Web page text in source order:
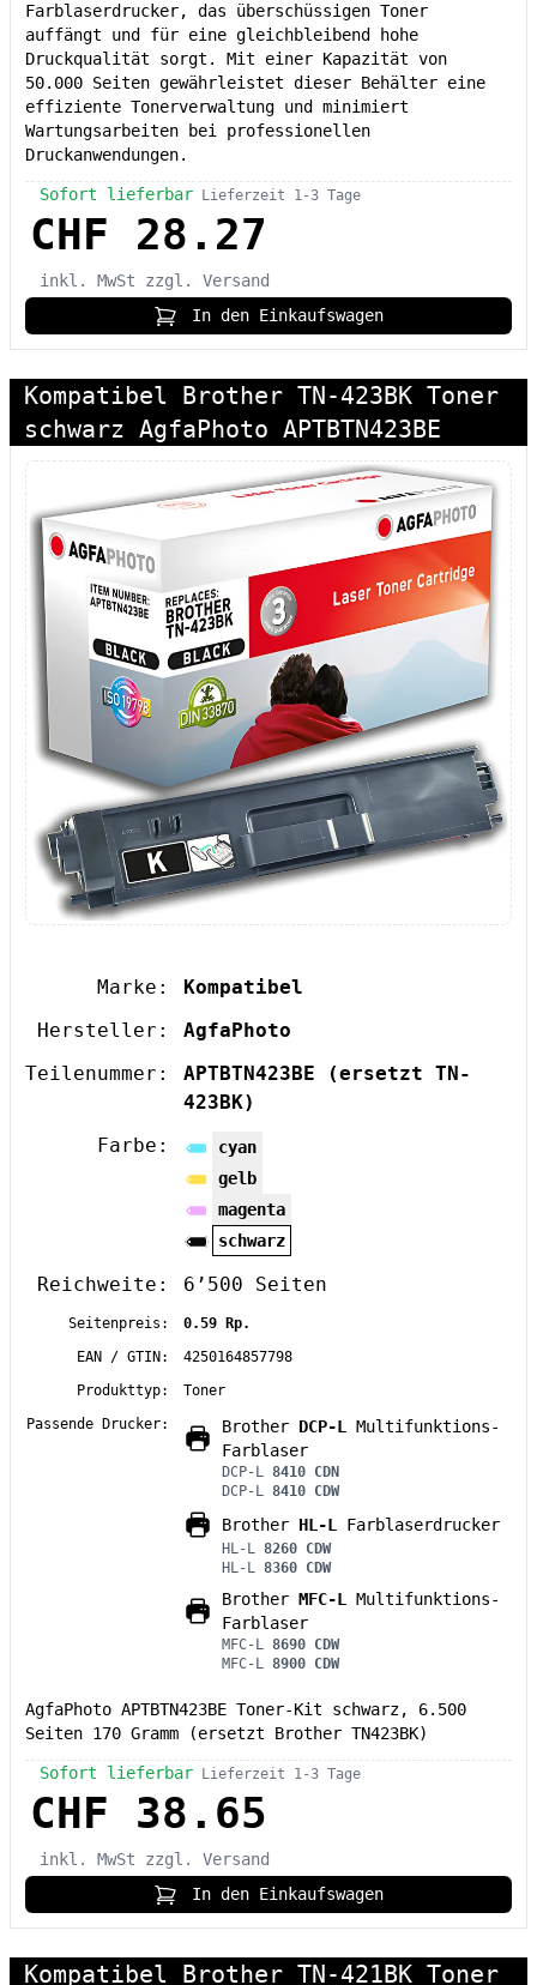
Farblaserdrucker, das überschüssigen Toner
auffängt und für eine gleichbleibend hohe
Druckqualität sorgt. Mit einer Kapazität von
50.000 Seiten gewährleistet dieser Behälter eine
effiziente Tonerverwaltung und minimiert
Wartungsarbeiten bei professionellen
Druckanwendungen.
Sofort lieferbar Lieferzeit 1-3 Tage
CHF 28.27
inkl. MwSt
zzgl. Versand
In den Einkaufswagen
Kompatibel Brother TN-423BK Toner
schwarz AgfaPhoto APTBTN423BE
Marke:
Kompatibel
Hersteller:
AgfaPhoto
Teilenummer:
APTBTN423BE
(ersetzt TN-
423BK)
Farbe:
cyan
gelb
magenta
schwarz
Reichweite: 6’500 Seiten
Seitenpreis:
0.59 Rp.
EAN / GTIN:
4250164857798
Produkttyp:
Toner
Passende Drucker:
Brother DCP-L Multifunktions-
Farblaser
DCP-L 8410 CDN
DCP-L 8410 CDW
Brother HL-L Farblaserdrucker
HL-L 8260 CDW
HL-L 8360 CDW
Brother MFC-L Multifunktions-
Farblaser
MFC-L 8690 CDW
MFC-L 8900 CDW
AgfaPhoto APTBTN423BE Toner-Kit schwarz, 6.500
Seiten 170 Gramm (ersetzt Brother TN423BK)
Sofort lieferbar Lieferzeit 1-3 Tage
CHF 38.65
inkl. MwSt
zzgl. Versand
In den Einkaufswagen
Kompatibel Brother TN-421BK Toner